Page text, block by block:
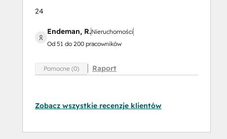
24
Endeman, R.Nieruchomości
Od 51 do 200 pracowników
Pomocne (0) Raport
Zobacz wszystkie recenzje klientów